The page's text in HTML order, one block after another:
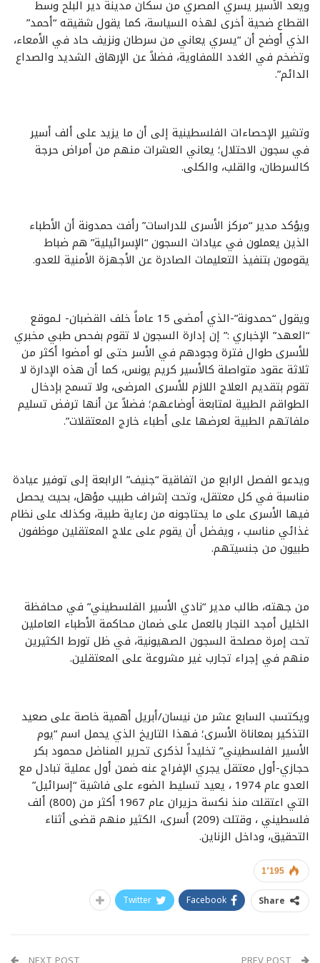
ويعد الأسير يسري المصري من سكان مدينة دير البلح وسط
القطاع ضحية أخرى لهذه السياسة، كما يقول شقيقه “أحمد”
الذي أوضح أن “يسري يعاني من سرطان ونزيف حاد في الأمعاء،
وتضخم في الغدد اللمفاوية، فضلاً عن الإرهاق الشديد والصداع
الدائم”.
وتشير الإحصاءات الفلسطينية إلى أن ما يزيد على ألف أسير
في سجون الاحتلال؛ يعاني العشرات منهم من أمراض حرجة
كالسرطان، والقلب، والكلى.
ويؤكد مدير “مركز الأسرى للدراسات” رأفت حمدونة أن الأطباء
الذين يعملون في عيادات السجون “الإسرائيلية” هم ضباط
يقومون بتنفيذ التعليمات الصادرة عن الأجهزة الأمنية للعدو.
ويقول “حمدونة”-الذي أمضى 15 عاماً خلف القضبان- لـموقع
“العهد” الإخباري :” إن إدارة السجون لا تقوم بفحص طبي مخبري
للأسرى طوال فترة وجودهم في الأسر حتى لو أمضوا أكثر من
ثلاثة عقود متواصلة كالأسير كريم يونس، كما أن هذه الإدارة لا
تقوم بتقديم العلاج اللازم للأسرى المرضى، ولا تسمح بإدخال
الطواقم الطبية لمتابعة أوضاعهم؛ فضلاً عن أنها ترفض تسليم
ملفاتهم الطبية لعرضها على أطباء خارج المعتقلات”.
ويدعو الفصل الرابع من اتفاقية “جنيف” الرابعة إلى توفير عيادة
مناسبة في كل معتقل، وتحت إشراف طبيب مؤهل، بحيث يحصل
فيها الأسرى على ما يحتاجونه من رعاية طبية، وكذلك على نظام
غذائي مناسب ، ويفضل أن يقوم على علاج المعتقلين موظفون
طبيون من جنسيتهم.
من جهته، طالب مدير “نادي الأسير الفلسطيني” في محافظة
الخليل أمجد النجار بالعمل على ضمان محاكمة الأطباء العاملين
تحت إمرة مصلحة السجون الصهيونية، في ظل تورط الكثيرين
منهم في إجراء تجارب غير مشروعة على المعتقلين.
ويكتسب السابع عشر من نيسان/أبريل أهمية خاصة على صعيد
التذكير بمعاناة الأسرى؛ فهذا التاريخ الذي يحمل اسم “يوم
الأسير الفلسطيني” تخليداً لذكرى تحرير المناضل محمود بكر
حجازي-أول معتقل يجري الإفراج عنه ضمن أول عملية تبادل مع
العدو عام 1974 ، يعيد تسليط الضوء على فاشية “إسرائيل”
التي اعتقلت منذ نكسة حزيران عام 1967 أكثر من (800) ألف
فلسطيني ، وقتلت (209) أسرى، الكثير منهم قضى أثناء
التحقيق، وداخل الزناين.
1٬195
Share
Facebook
Twitter